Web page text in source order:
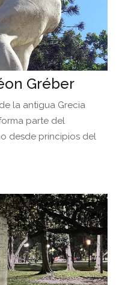
Gréber
la antigua Grecia
parte del
desde principios del